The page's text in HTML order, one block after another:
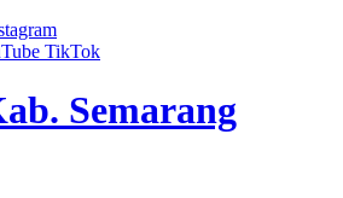
TikTok
Semarang